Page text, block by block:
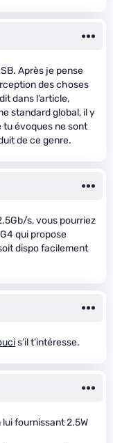
Après je pense
des choses
dans l’article,
standard global, il y
tu évoques ne sont
de ce genre.
s, vous pourriez
qui propose
dispo facilement
s’il t’intéresse.
fournissant 2.5W